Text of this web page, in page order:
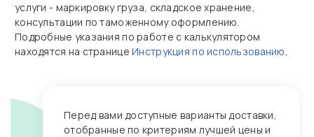
услуги - маркировку груза, складское хранение,
консультации по таможенному оформлению.
Подробные указания по работе с калькулятором
находятся на страницеИнструкция по использованию.
Перед вами доступные варианты доставки,
отобранные по критериям лучшей цены и